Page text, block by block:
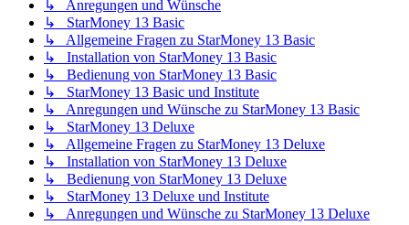
↳ Anregungen und Wünsche
↳ StarMoney 13 Basic
↳ Allgemeine Fragen zu StarMoney 13 Basic
↳ Installation von StarMoney 13 Basic
↳ Bedienung von StarMoney 13 Basic
↳ StarMoney 13 Basic und Institute
↳ Anregungen und Wünsche zu StarMoney 13 Basic
↳ StarMoney 13 Deluxe
↳ Allgemeine Fragen zu StarMoney 13 Deluxe
↳ Installation von StarMoney 13 Deluxe
↳ Bedienung von StarMoney 13 Deluxe
↳ StarMoney 13 Deluxe und Institute
↳ Anregungen und Wünsche zu StarMoney 13 Deluxe